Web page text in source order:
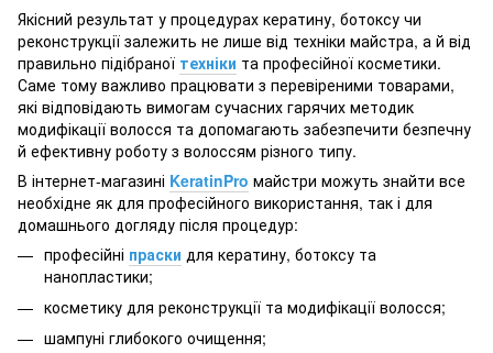
Якісний результат у процедурах кератину, ботоксу чи
реконструкції залежить не лише від техніки майстра, а й від
правильно підібраної техніки та професійної косметики.
Саме тому важливо працювати з перевіреними товарами,
які відповідають вимогам сучасних гарячих методик
модифікації волосся та допомагають забезпечити безпечну
й ефективну роботу з волоссям різного типу.
В інтернет-магазині KeratinPro майстри можуть знайти все
необхідне як для професійного використання, так і для
домашнього догляду після процедур:
професійні праски для кератину, ботоксу та
нанопластики;
косметику для реконструкції та модифікації волосся;
шампуні глибокого очищення;